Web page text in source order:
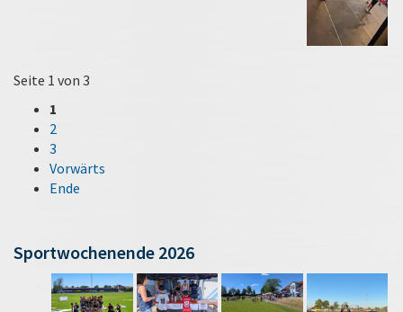
Seite 1 von 3
1
2
3
Vorwärts
Ende
Sportwochenende 2026